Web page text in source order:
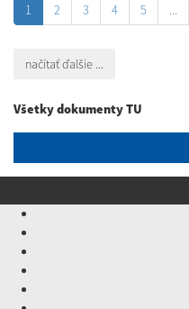
1 2 3 4 5 ...
načítať ďalšie ...
Všetky dokumenty TU